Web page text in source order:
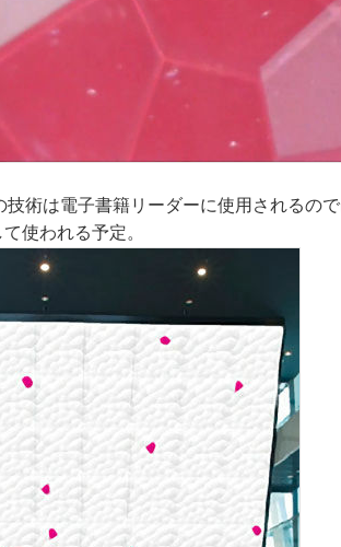
術は電子書籍リーダーに使用されるの
使われる予定。